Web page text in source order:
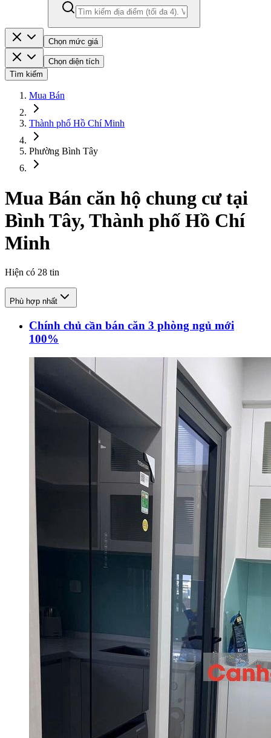
Chọn mức giá
Chọn diện tích
Tìm kiếm
Mua Bán
Thành phố Hồ Chí Minh
Phường Bình Tây
Mua Bán căn hộ chung cư tại
Bình Tây, Thành phố Hồ Chí
Minh
Hiện có 28 tin
Phù hợp nhất
Chính chủ cần bán căn 3 phòng ngủ mới
100%